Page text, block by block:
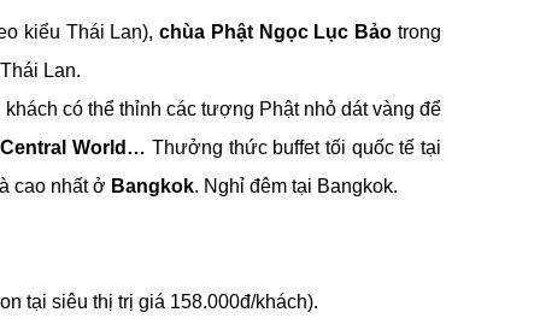
kiểu Thái Lan),chùa Phật Ngọc Lục Bảo trong
Lan.
có thể thỉnh các tượng Phật nhỏ dát vàng để
Central World… Thưởng thức buffet tối quốc tế tại
cao nhất ở Bangkok. Nghỉ đêm tại Bangkok.
tại siêu thị trị giá 158.000đ/khách).